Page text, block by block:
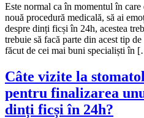
Este normal ca în momentul în
nouă procedură medicală, să ai
despre dinți ficși în 24h, acestea
trebuie să facă parte din acest tip
făcut de cei mai buni specialiști în
Câte vizite la
pentru finalizarea
dinți ficși în 24h?